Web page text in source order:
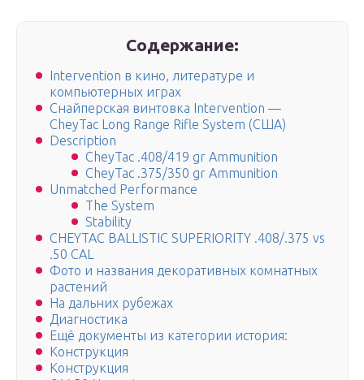
Содержание:
Intervention в кино, литературе и
компьютерных играх
Снайперская винтовка Intervention —
CheyTac Long Range Rifle System (США)
Description
CheyTac .408/419 gr Ammunition
CheyTac .375/350 gr Ammunition
Unmatched Performance
The System
Stability
CHEYTAC BALLISTIC SUPERIORITY .408/.375 vs
.50 CAL
Фото и названия декоративных комнатных
растений
На дальних рубежах
Диагностика
Ещё документы из категории история:
Конструкция
Конструкция